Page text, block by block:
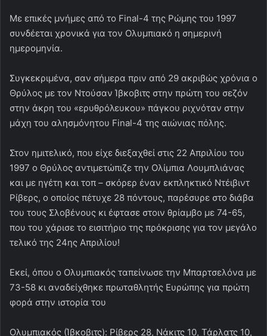
Με επικές μνήμες από το Final-4 της Ρώμης του 1997
συνδέεται χρονικά για τον Ολυμπιακό η σημερινή
ημερομηνία.
Συγκεκριμένα, σαν σήμερα πριν από 29 ακριβώς χρόνια ο
Θρύλος με τον Ντούσαν Ίβκοβιτς στην πρώτη του σεζόν
στην άκρη του «ερυθρόλευκου» πάγκου ριχνόταν στην
μάχη του αλησμόνητου Final-4 της αιώνιας πόλης.
Στον ημιτελικό, που είχε διεξαχθεί στις 22 Απριλίου του
1997 ο Θρύλος αντιμετώπιζε την Ολίμπια Λουμπλιάνας
και με ηγέτη και τοπ – σκόρερ έναν εκπληκτικό Ντέιβιντ
Ρίβερς, ο οποίος πέτυχε 28 πόντους, παρέσυρε στο διάβα
του τους Σλοβένους κι έφτασε στοιν θρίαμβο με 74-65,
που του χάρισε το εισιτήριο της πρόκρισης για τον μεγάλο
τελικό της 24ης Απριλίου!
Εκεί, όπου ο Ολυμπιακός ταπείνωσε την Μπαρτσελόνα με
73-58 κι αναδείχθηκε πρωταθλητής Ευρώπης για πρώτη
φορά στην ιστορία του
Ολυμπιακός (Ίβκοβιτς): Ρίβερς 28, Νάκιτς 10, Τάρλατς 10,